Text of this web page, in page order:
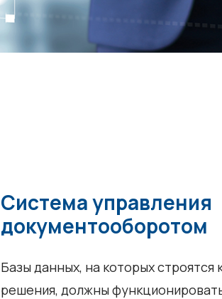
Система управления
документооборотом
Базы данных, на которых строятся
решения, должны